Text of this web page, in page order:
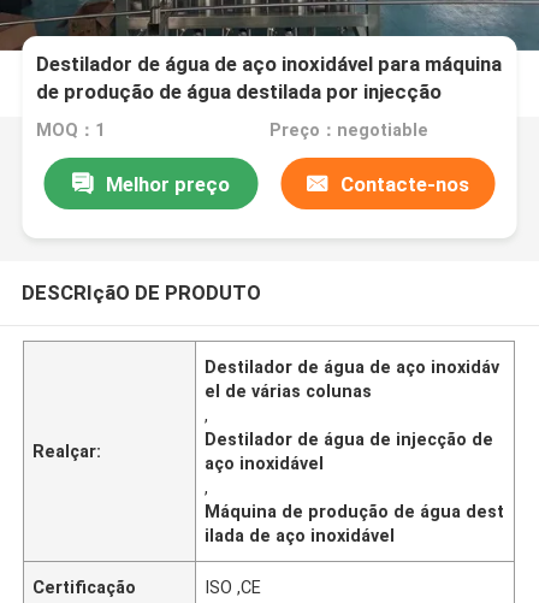
Destilador de água de aço inoxidável para máquina
de produção de água destilada por injecção
MOQ：1 Preço：negotiable
Melhor preço Contacte-nos
DESCRIçãO DE PRODUTO
Realçar:
Destilador de água de aço inoxidáv
el de várias colunas
,
Destilador de água de injecção de
aço inoxidável
,
Máquina de produção de água dest
ilada de aço inoxidável
Certificação ISO ,CE